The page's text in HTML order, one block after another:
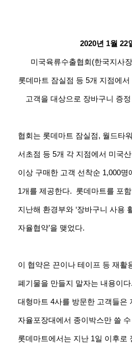
2020년 1월 22
미국육류수출협회(한국지사
롯데마트 잠실점 등 5개 지점에
고객을 대상으로 장바구니 증
협회는 롯데마트 잠실점, 월드타
서초점 등 5개 각 지점에서 미국
이상 구매한 고객 선착순 1,000명
1개를 제공한다. 롯데마트를 포
지난해 환경부와 ‘장바구니 사용
자율협약’을 맺었다.
이 협약은 끈이나 테이프 등 재활
폐기물을 만들지 말자는 내용이
대형마트 4사를 방문한 고객들은
자율포장대에서 종이박스만 쓸
롯데마트에서는 지난 1일 이후로